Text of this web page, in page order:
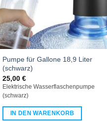
Pumpe für Gallone 18,9 Liter
(schwarz)
25,00€
Elektrische Wasserflaschenpumpe
(schwarz)
IN DEN WARENKORB